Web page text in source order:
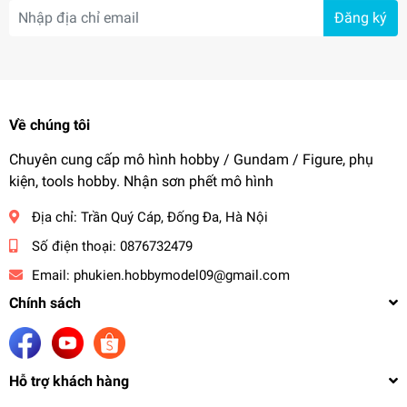
Đăng ký
Về chúng tôi
Chuyên cung cấp mô hình hobby / Gundam / Figure, phụ
kiện, tools hobby. Nhận sơn phết mô hình
Địa chỉ: Trần Quý Cáp, Đống Đa, Hà Nội
Số điện thoại: 0876732479
Email: phukien.hobbymodel09@gmail.com
Chính sách
Hỗ trợ khách hàng